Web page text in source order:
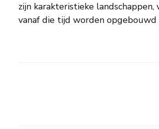
zijn karakteristieke
vanaf die tijd worden
bij de kunstenaar zelf, die elk jaar